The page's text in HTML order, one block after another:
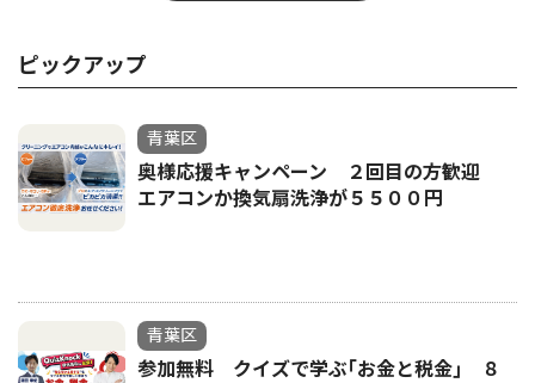
ピックアップ
青葉区
奥様応援キャンペーン ２回目の方歓迎
エアコンか換気扇洗浄が５５００円
青葉区
参加無料 クイズで学ぶ｢お金と税金｣ ８